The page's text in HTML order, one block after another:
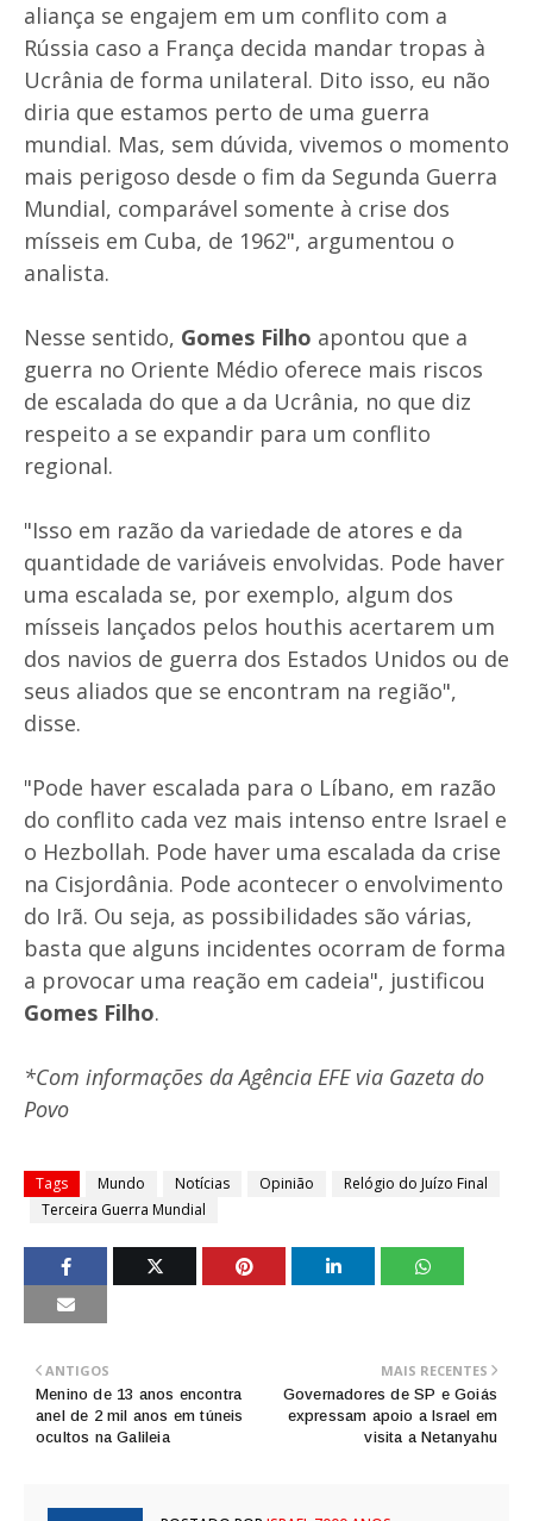
aliança se engajem em um conflito com a
Rússia caso a França decida mandar tropas à
Ucrânia de forma unilateral. Dito isso, eu não
diria que estamos perto de uma guerra
mundial. Mas, sem dúvida, vivemos o momento
mais perigoso desde o fim da Segunda Guerra
Mundial, comparável somente à crise dos
mísseis em Cuba, de 1962", argumentou o
analista.
Nesse sentido, Gomes Filho apontou que a
guerra no Oriente Médio oferece mais riscos
de escalada do que a da Ucrânia, no que diz
respeito a se expandir para um conflito
regional.
"Isso em razão da variedade de atores e da
quantidade de variáveis envolvidas. Pode haver
uma escalada se, por exemplo, algum dos
mísseis lançados pelos houthis acertarem um
dos navios de guerra dos Estados Unidos ou de
seus aliados que se encontram na região",
disse.
"Pode haver escalada para o Líbano, em razão
do conflito cada vez mais intenso entre Israel e
o Hezbollah. Pode haver uma escalada da crise
na Cisjordânia. Pode acontecer o envolvimento
do Irã. Ou seja, as possibilidades são várias,
basta que alguns incidentes ocorram de forma
a provocar uma reação em cadeia", justificou
Gomes Filho.
*Com informações da Agência EFE via Gazeta do
Povo
Tags Mundo Notícias Opinião
Relógio do Juízo Final
Terceira Guerra Mundial
MAIS RECENTES
Governadores de SP e Goiás
expressam apoio a Israel em
visita a Netanyahu
ANTIGOS
Menino de 13 anos encontra
anel de 2 mil anos em túneis
ocultos na Galileia